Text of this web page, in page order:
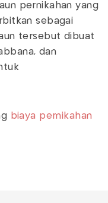
pernikahan yang
sebagai
tersebut dibuat
dan
biaya pernikahan